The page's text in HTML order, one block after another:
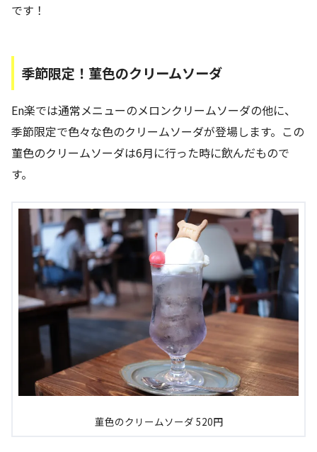
です！
季節限定！菫色のクリームソーダ
En楽では通常メニューのメロンクリームソーダの他に、
季節限定で色々な色のクリームソーダが登場します。この
菫色のクリームソーダは6月に行った時に飲んだもので
す。
菫色のクリームソーダ 520円